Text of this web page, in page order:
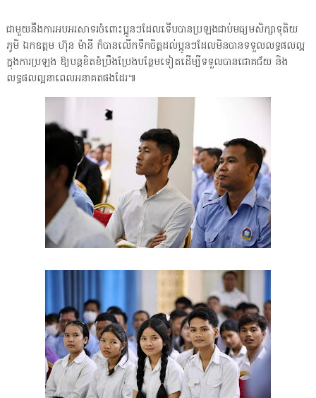
ជាមួយនឹងការអបអរសាទរចំពោះប្អូនៗដែលទើបបានប្រឡងជាប់មធ្យមសិក្សាទុតិយ
ភូមិ ឯកឧត្តម ហ៊ុន ម៉ានី ក៏បានលើកទឹកចិត្តដល់ប្អូនៗដែលមិនបានទទួលលទ្ធផលល្អ
ក្នុងការប្រឡង ឱ្យបន្តខិតខំប្រឹងប្រែងបន្ថែមទៀតដើម្បីទទួលបានជោគជ័យ និង
លទ្ធផលល្អនាពេលអនាគតផងដែរ៕